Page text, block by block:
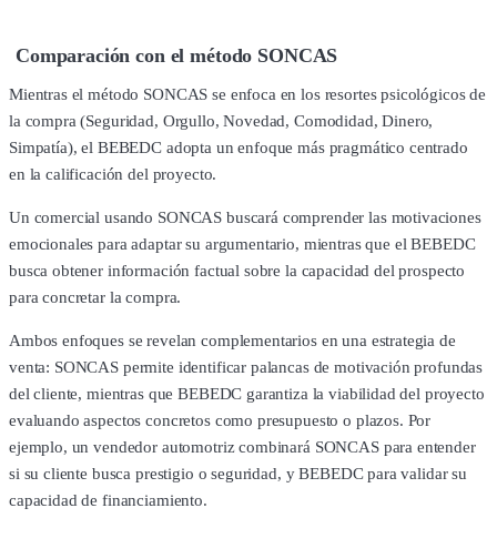
Comparación con el método SONCAS
Mientras el método SONCAS se enfoca en los resortes psicológicos de
la compra (Seguridad, Orgullo, Novedad, Comodidad, Dinero,
Simpatía), el BEBEDC adopta un enfoque más pragmático centrado
en la calificación del proyecto.
Un comercial usando SONCAS buscará comprender las motivaciones
emocionales para adaptar su argumentario, mientras que el BEBEDC
busca obtener información factual sobre la capacidad del prospecto
para concretar la compra.
Ambos enfoques se revelan complementarios en una estrategia de
venta: SONCAS permite identificar palancas de motivación profundas
del cliente, mientras que BEBEDC garantiza la viabilidad del proyecto
evaluando aspectos concretos como presupuesto o plazos. Por
ejemplo, un vendedor automotriz combinará SONCAS para entender
si su cliente busca prestigio o seguridad, y BEBEDC para validar su
capacidad de financiamiento.